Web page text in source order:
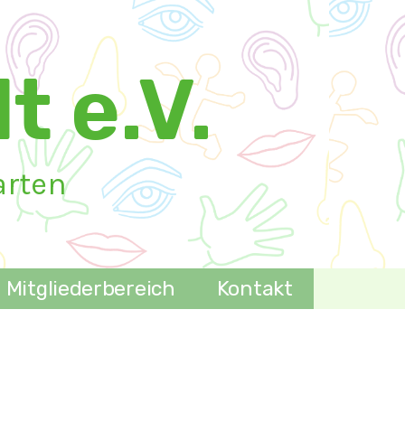
e.V.
Mitgliederbereich Kontakt